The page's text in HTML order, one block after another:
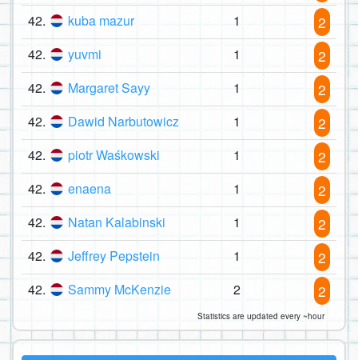
42. kuba mazur 1 2
42. yuvmi 1 2
42. Margaret Sayy 1 2
42. Dawid Narbutowicz 1 2
42. piotr Waśkowski 1 2
42. enaena 1 2
42. Natan Kalabinski 1 2
42. Jeffrey Pepstein 1 2
42. Sammy McKenzie 2 2
Statistics are updated every ~hour